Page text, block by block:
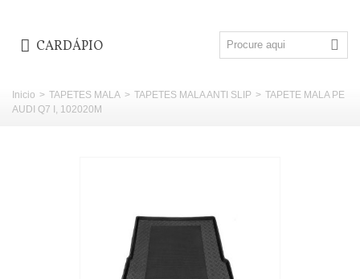
CARDÁPIO
Inicio > TAPETES MALA > TAPETES MALA ANTI SLIP > TAPETE MALA PE
AUDI Q7 I, 102020M